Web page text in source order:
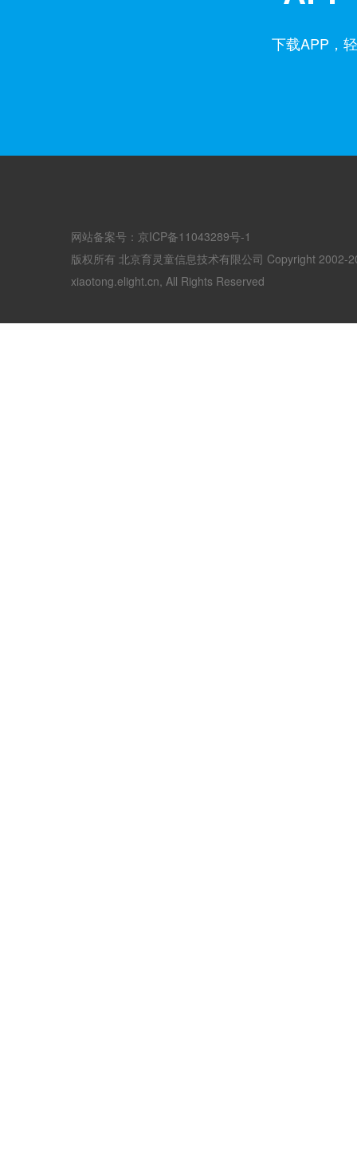
下载APP，
网站备案号：京ICP备11043289号-1
版权所有 北京育灵童信息技术有限公司 Copyright 2002-
xiaotong.elight.cn, All Rights Reserved